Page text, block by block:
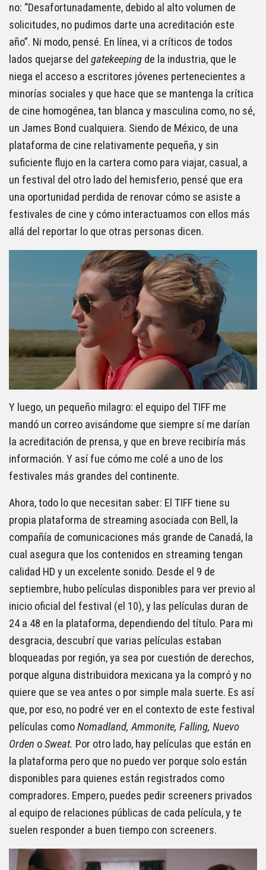
no: “Desafortunadamente, debido al alto volumen de
solicitudes, no pudimos darte una acreditación este
año”. Ni modo, pensé. En línea, vi a críticos de todos
lados quejarse del gatekeeping de la industria, que le
niega el acceso a escritores jóvenes pertenecientes a
minorías sociales y que hace que se mantenga la crítica
de cine homogénea, tan blanca y masculina como, no sé,
un James Bond cualquiera. Siendo de México, de una
plataforma de cine relativamente pequeña, y sin
suficiente flujo en la cartera como para viajar, casual, a
un festival del otro lado del hemisferio, pensé que era
una oportunidad perdida de renovar cómo se asiste a
festivales de cine y cómo interactuamos con ellos más
allá del reportar lo que otras personas dicen.
Y luego, un pequeño milagro: el equipo del TIFF me
mandó un correo avisándome que siempre sí me darían
la acreditación de prensa, y que en breve recibiría más
información. Y así fue cómo me colé a uno de los
festivales más grandes del continente.
Ahora, todo lo que necesitan saber: El TIFF tiene su
propia plataforma de streaming asociada con Bell, la
compañía de comunicaciones más grande de Canadá, la
cual asegura que los contenidos en streaming tengan
calidad HD y un excelente sonido. Desde el 9 de
septiembre, hubo películas disponibles para ver previo al
inicio oficial del festival (el 10), y las películas duran de
24 a 48 en la plataforma, dependiendo del título. Para mi
desgracia, descubrí que varias películas estaban
bloqueadas por región, ya sea por cuestión de derechos,
porque alguna distribuidora mexicana ya la compró y no
quiere que se vea antes o por simple mala suerte. Es así
que, por eso, no podré ver en el contexto de este festival
películas comoNomadland, Ammonite, Falling, Nuevo
Orden oSweat. Por otro lado, hay películas que están en
la plataforma pero que no puedo ver porque solo están
disponibles para quienes están registrados como
compradores. Empero, puedes pedir screeners privados
al equipo de relaciones públicas de cada película, y te
suelen responder a buen tiempo con screeners.